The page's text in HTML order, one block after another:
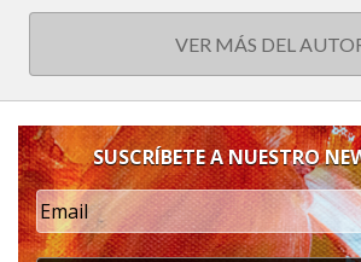
VER MÁS DEL
SUSCRÍBETE A NUESTRO